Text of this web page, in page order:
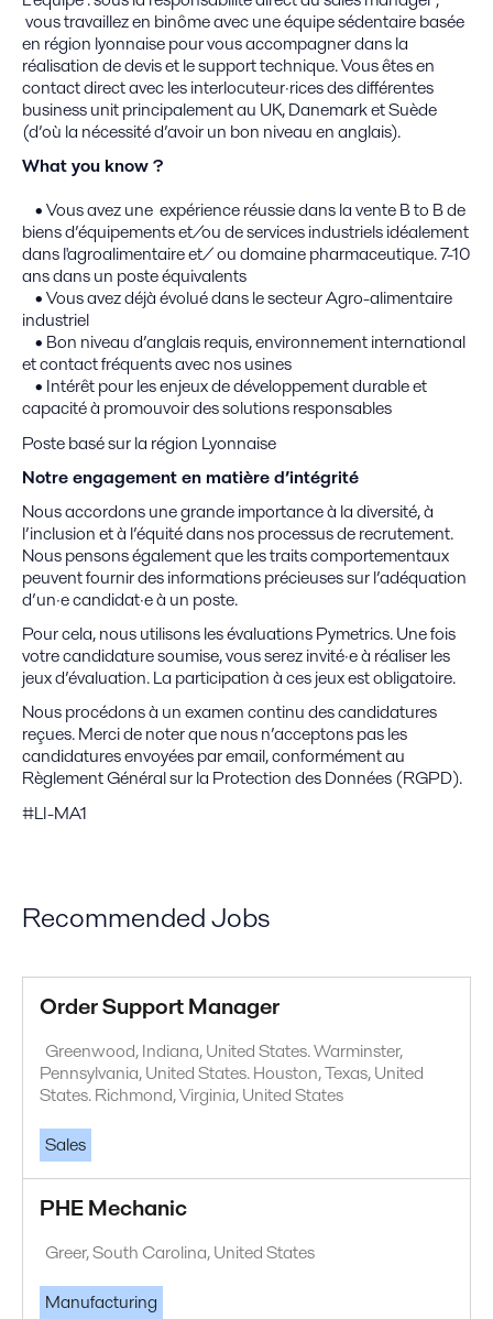
vous travaillez en binôme avec une équipe sédentaire basée
en région lyonnaise pour vous accompagner dans la
réalisation de devis et le support technique. Vous êtes en
contact direct avec les interlocuteur·rices des différentes
business unit principalement au UK, Danemark et Suède
(d’où la nécessité d’avoir un bon niveau en anglais).
What you know ?
• Vous avez une expérience réussie dans la vente B to B de
biens d’équipements et/ou de services industriels idéalement
dans l'agroalimentaire et/ ou domaine pharmaceutique. 7-10
ans dans un poste équivalents
• Vous avez déjà évolué dans le secteur Agro-alimentaire
industriel
• Bon niveau d’anglais requis, environnement international
et contact fréquents avec nos usines
• Intérêt pour les enjeux de développement durable et
capacité à promouvoir des solutions responsables
Poste basé sur la région Lyonnaise
Notre engagement en matière d’intégrité
Nous accordons une grande importance à la diversité, à
l’inclusion et à l’équité dans nos processus de recrutement.
Nous pensons également que les traits comportementaux
peuvent fournir des informations précieuses sur l’adéquation
d’un·e candidat·e à un poste.
Pour cela, nous utilisons les évaluations Pymetrics. Une fois
votre candidature soumise, vous serez invité·e à réaliser les
jeux d’évaluation. La participation à ces jeux est obligatoire.
Nous procédons à un examen continu des candidatures
reçues. Merci de noter que nous n’acceptons pas les
candidatures envoyées par email, conformément au
Règlement Général sur la Protection des Données (RGPD).
#LI-MA1
Recommended Jobs
Order Support Manager
Greenwood, Indiana, United States. Warminster,
Pennsylvania, United States. Houston, Texas, United
States. Richmond, Virginia, United States
Sales
PHE Mechanic
Greer, South Carolina, United States
Manufacturing